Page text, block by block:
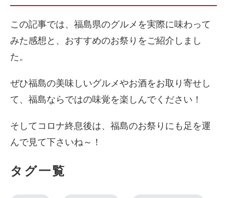
この記事では、福島県のグルメを実際に味わって
みた感想と、おすすめのお祭りをご紹介しまし
た。
ぜひ福島の美味しいグルメやお酒をお取り寄せし
て、福島ならではの味覚を楽しんでください！
そしてコロナ終息後は、福島のお祭りにも足を運
んで見て下さいね～！
タグ一覧